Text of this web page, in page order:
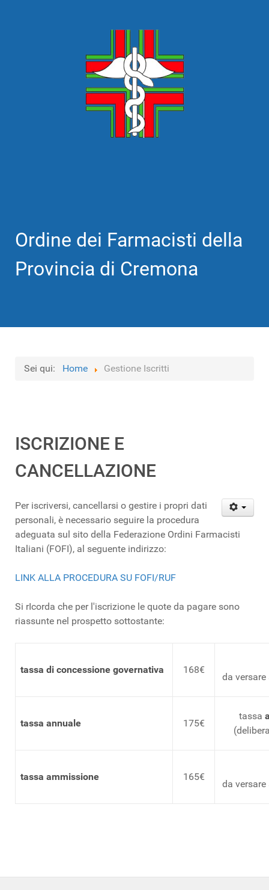
Ordine dei Farmacisti della
Provincia di Cremona
Sei qui: Home Gestione Iscritti
ISCRIZIONE E
CANCELLAZIONE
Per iscriversi, cancellarsi o gestire i propri dati
personali, è necessario seguire la procedura
adeguata sul sito della Federazione Ordini Farmacisti
Italiani (FOFI), al seguente indirizzo:
LINK ALLA PROCEDURA SU FOFI/RUF
Si rIcorda che per l'iscrizione le quote da pagare sono
riassunte nel prospetto sottostante:
tassa di concessione governativa 168€
da
tassa annuale 175€
tassa
tassa ammissione 165€
da